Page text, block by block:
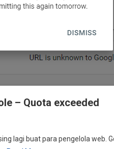
– Quota exceeded
lagi buat para pengelola web.